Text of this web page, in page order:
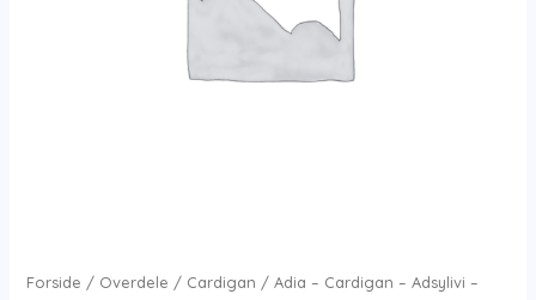
Forside / Overdele / Cardigan / Adia – Cardigan – Adsylivi –